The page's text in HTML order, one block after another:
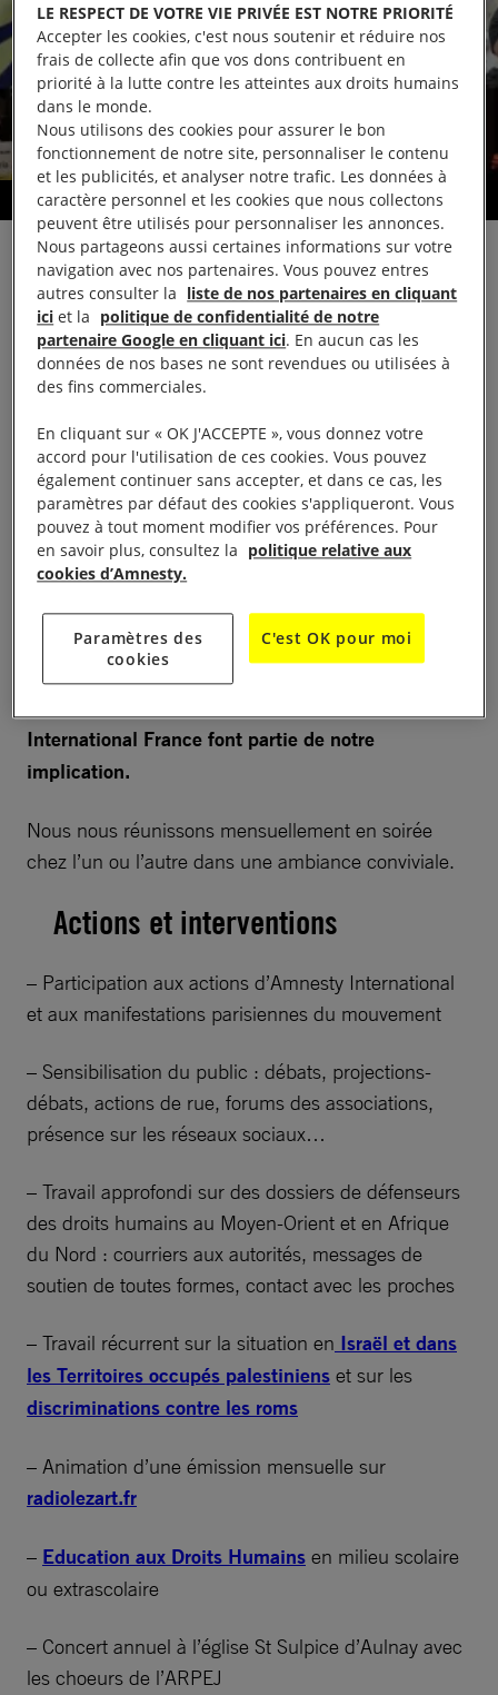
Mosaïque d'activités
LA VIE DU GROUPE
Présentation
Nous réunissons une douzaine de militants d’Aulnay
sous Bois, Le Blanc-Mesnil, Coubron, Drancy,
Sevran, Tremblay en France, Vaujours et Villepinte.
De tous âges et de tous horizons, rassemblés par
notre volonté de faire plus pour défendre et
promouvoir les droits humains nous partageons un
même goût de l’échange et de la convivialité.
International France font partie de notre
implication.
Nous nous réunissons mensuellement en soirée
chez l’un ou l’autre dans une ambiance conviviale.
Actions et interventions
– Participation aux actions d’Amnesty International
et aux manifestations parisiennes du mouvement
– Sensibilisation du public : débats, projections-
débats, actions de rue, forums des associations,
présence sur les réseaux sociaux…
– Travail approfondi sur des dossiers de défenseurs
des droits humains au Moyen-Orient et en Afrique
du Nord : courriers aux autorités, messages de
soutien de toutes formes, contact avec les proches
– Travail récurrent sur la situation en Israël et dans
les Territoires occupés palestiniens et sur les
discriminations contre les roms
– Animation d’une émission mensuelle sur
radiolezart.fr
– Education aux Droits Humains en milieu scolaire
ou extrascolaire
– Concert annuel à l’église St Sulpice d’Aulnay avec
les choeurs de l’ARPEJ
LE RESPECT DE VOTRE VIE PRIVÉE EST NOTRE PRIORITÉ
Accepter les cookies, c'est nous soutenir et réduire nos
frais de collecte afin que vos dons contribuent en
priorité à la lutte contre les atteintes aux droits humains
dans le monde.
Nous utilisons des cookies pour assurer le bon
fonctionnement de notre site, personnaliser le contenu
et les publicités, et analyser notre trafic. Les données à
caractère personnel et les cookies que nous collectons
peuvent être utilisés pour personnaliser les annonces.
Nous partageons aussi certaines informations sur votre
navigation avec nos partenaires. Vous pouvez entres
autres consulter la liste de nos partenaires en cliquant
ici et la politique de confidentialité de notre
partenaire Google en cliquant ici. En aucun cas les
données de nos bases ne sont revendues ou utilisées à
des fins commerciales.
En cliquant sur « OK J'ACCEPTE », vous donnez votre
accord pour l'utilisation de ces cookies. Vous pouvez
également continuer sans accepter, et dans ce cas, les
paramètres par défaut des cookies s'appliqueront. Vous
pouvez à tout moment modifier vos préférences. Pour
en savoir plus, consultez la politique relative aux
cookies d’Amnesty.
Paramètres des
cookies
C'est OK pour moi